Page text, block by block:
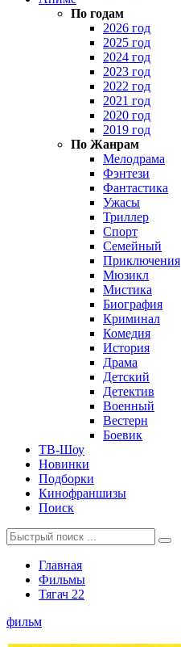
По годам
2026 год
2025 год
2024 год
2023 год
2022 год
2021 год
2020 год
2019 год
По Жанрам
Мелодрама
Фэнтези
Фантастика
Ужасы
Триллер
Спорт
Семейный
Приключения
Мюзикл
Мистика
Биография
Криминал
Комедия
История
Драма
Детский
Детектив
Военный
Вестерн
Боевик
ТВ-Шоу
Новинки
Подборки
Кинофраншизы
Поиск
Главная
Фильмы
Тягач 22
фильм